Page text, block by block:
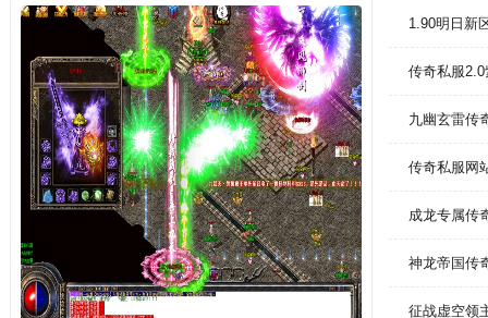
1.90明日新
传奇私服
九幽玄雷传
传奇私服网
成龙专属传
神龙帝国传
征战虚空领